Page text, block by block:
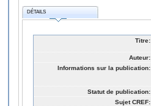
DÉTAILS
Titre:
Auteur:
Informations sur la publication:
Statut de publication:
Sujet CREF: